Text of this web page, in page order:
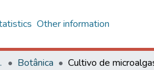
Other information
Botânica